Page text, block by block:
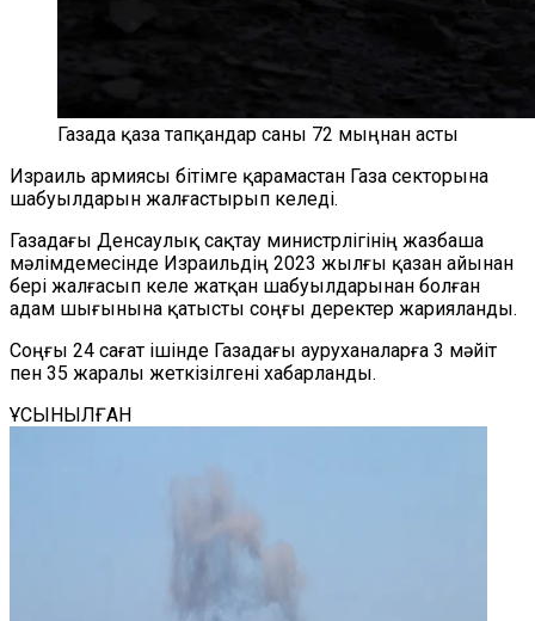
Газада қаза тапқандар саны 72 мыңнан асты
Израиль армиясы бітімге қарамастан Газа секторына
шабуылдарын жалғастырып келеді.
Газадағы Денсаулық сақтау министрлігінің жазбаша
мәлімдемесінде Израильдің 2023 жылғы қазан айынан
бері жалғасып келе жатқан шабуылдарынан болған
адам шығынына қатысты соңғы деректер жарияланды.
Соңғы 24 сағат ішінде Газадағы ауруханаларға 3 мәйіт
пен 35 жаралы жеткізілгені хабарланды.
ҰСЫНЫЛҒАН